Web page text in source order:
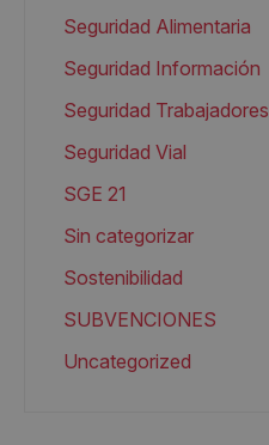
Seguridad Alimentaria
Seguridad Información
Seguridad Trabajadores
Seguridad Vial
SGE 21
Sin categorizar
Sostenibilidad
SUBVENCIONES
Uncategorized